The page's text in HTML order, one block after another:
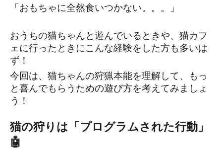
「おもちゃに全然食いつかない。。。」
おうちの猫ちゃんと遊んでいるときや、猫カフ
ェに行ったときにこんな経験をした方も多いは
ず！
今回は、猫ちゃんの狩猟本能を理解して、もっ
と喜んでもらうための遊び方を考えてみましょ
う！
猫の狩りは「プログラムされた行動」
🤖